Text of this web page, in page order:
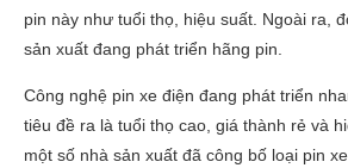
pin này như tuổi thọ, hiệu suất. Ngoài ra,
sản xuất đang phát triển hãng pin.
Công nghệ pin xe điện đang phát triển
tiêu đề ra là tuổi thọ cao, giá thành rẻ và
một số nhà sản xuất đã công bố loại pin